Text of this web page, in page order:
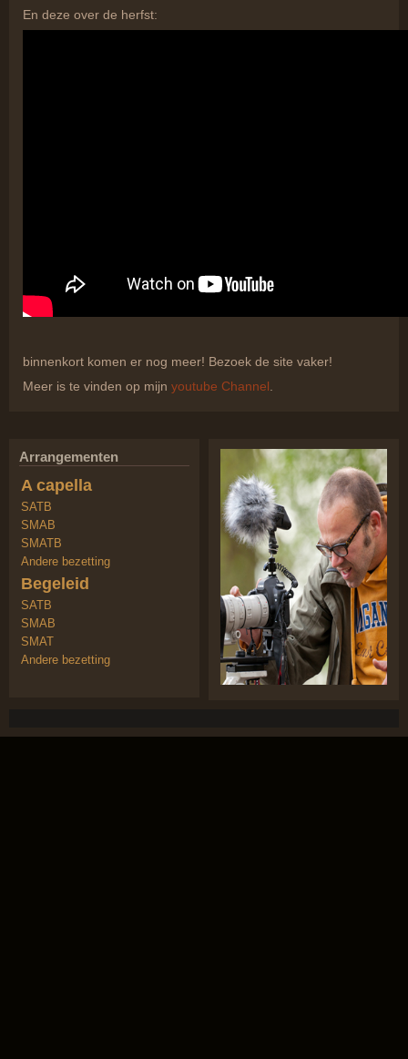
En deze over de herfst:
binnenkort komen er nog meer! Bezoek de site vaker!
Meer is te vinden op mijn youtube Channel
Arrangementen
A capella
SATB
SMAB
SMATB
Andere bezetting
Begeleid
SATB
SMAB
SMAT
Andere bezetting